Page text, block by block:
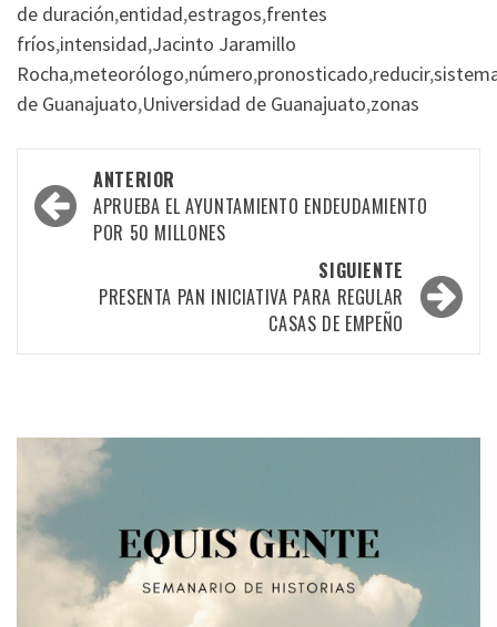
de duración,entidad,estragos,frentes
fríos,intensidad,Jacinto Jaramillo
Rocha,meteorólogo,número,pronosticado,reducir,
de Guanajuato,Universidad de Guanajuato,zonas
Navegación
por
entradas
ANTERIOR
APRUEBA EL AYUNTAMIENTO ENDEUDAMIENTO
POR 50 MILLONES
SIGUIENTE
PRESENTA PAN INICIATIVA PARA REGULAR
CASAS DE EMPEÑO